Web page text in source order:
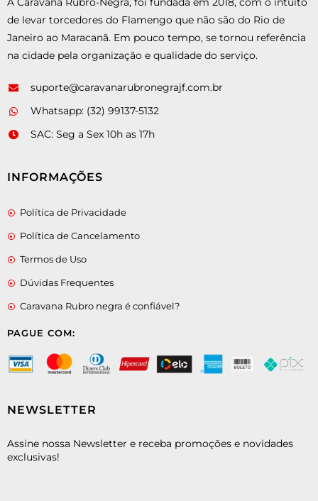
de levar torcedores do Flamengo que não são do Rio de
Janeiro ao Maracanã. Em pouco tempo, se tornou referência
na cidade pela organização e qualidade do serviço.
suporte@caravanarubronegrajf.com.br
Whatsapp: (32) 99137-5132
SAC: Seg a Sex 10h as 17h
INFORMAÇÕES
Política de Privacidade
Política de Cancelamento
Termos de Uso
Dúvidas Frequentes
Caravana Rubro negra é confiável?
PAGUE COM:
NEWSLETTER
Assine nossa Newsletter e receba promoções e novidades
exclusivas!